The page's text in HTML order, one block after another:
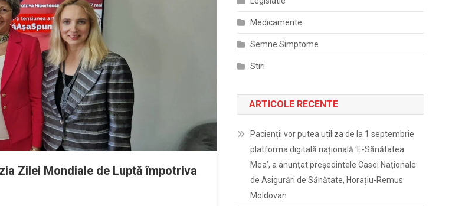
Zilei Mondiale de Luptă împotriva
Medicamente
Semne Simptome
Stiri
ARTICOLE RECENTE
Pacienții vor putea utiliza de la 1 septembrie
platforma digitală națională ‘E-Sănătatea
Mea’, a anunțat președintele Casei Naționale
de Asigurări de Sănătate, Horațiu-Remus
Moldovan